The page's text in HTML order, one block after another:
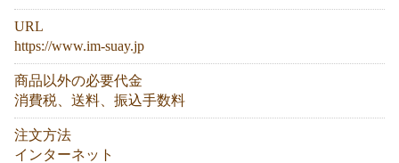
URL
https://www.im-suay.jp
商品以外の必要代金
消費税、送料、振込手数料
注文方法
インターネット